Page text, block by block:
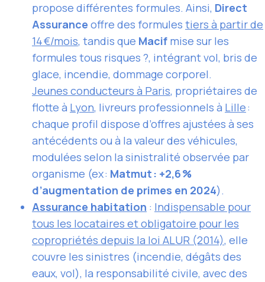
propose différentes formules. Ainsi, Direct
Assurance offre des formules tiers à partir de
14 €/mois, tandis que Macif mise sur les
formules tous risques ?, intégrant vol, bris de
glace, incendie, dommage corporel.
Jeunes conducteurs à Paris, propriétaires de
flotte à Lyon, livreurs professionnels à Lille:
chaque profil dispose d’offres ajustées à ses
antécédents ou à la valeur des véhicules,
modulées selon la sinistralité observée par
organisme (ex : Matmut : +2,6 %
d’augmentation de primes en 2024).
Assurance habitation : Indispensable pour
tous les locataires et obligatoire pour les
copropriétés depuis la loi ALUR (2014), elle
couvre les sinistres (incendie, dégâts des
eaux, vol), la responsabilité civile, avec des